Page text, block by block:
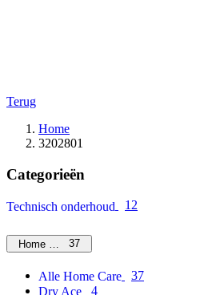
Terug
Home
3202801
Categorieën
Technisch onderhoud 12
Home Care37
Alle Home Care
37
Dry Ace
4